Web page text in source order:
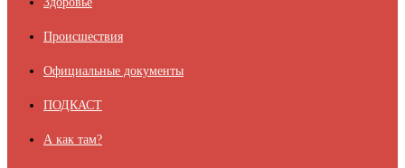
Происшествия
Официальные документы
ПОДКАСТ
А как там?